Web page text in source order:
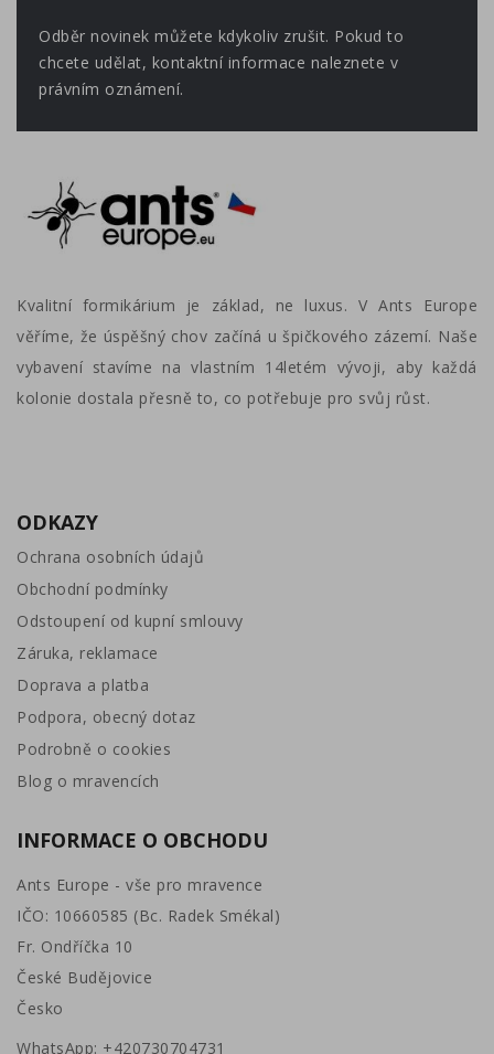
Odběr novinek můžete kdykoliv zrušit. Pokud to
chcete udělat, kontaktní informace naleznete v
právním oznámení.
Kvalitní formikárium je základ, ne luxus. V Ants Europe
věříme, že úspěšný chov začíná u špičkového zázemí. Naše
vybavení stavíme na vlastním 14letém vývoji, aby každá
kolonie dostala přesně to, co potřebuje pro svůj růst.
ODKAZY
Ochrana osobních údajů
Obchodní podmínky
Odstoupení od kupní smlouvy
Záruka, reklamace
Doprava a platba
Podpora, obecný dotaz
Podrobně o cookies
Blog o mravencích
INFORMACE O OBCHODU
Ants Europe - vše pro mravence
IČO: 10660585 (Bc. Radek Smékal)
Fr. Ondříčka 10
České Budějovice
Česko
WhatsApp: +420730704731